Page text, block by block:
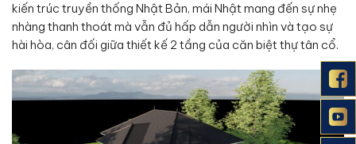
kiến trúc truyền thống Nhật Bản, mái Nhật mang đến sự nhẹ
nhàng thanh thoát mà vẫn đủ hấp dẫn người nhìn và tạo sự
hài hòa, cân đối giữa thiết kế 2 tầng của căn biệt thự tân cổ.